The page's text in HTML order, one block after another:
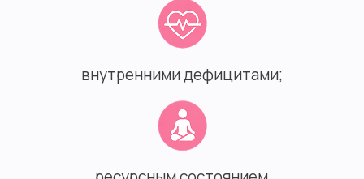
внутренними дефицитами;